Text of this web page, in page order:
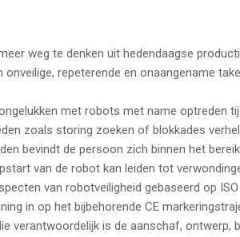
weg te denken uit hedendaagse
onveilige, repeterende en onaangename
met robots met name optreden
zoals storing zoeken of blokkades
bevindt de persoon zich binnen het
van de robot kan leiden tot
van robotveiligheid gebaseerd op
in op het bijbehorende CE
verantwoordelijk is de aanschaf, ontwerp,